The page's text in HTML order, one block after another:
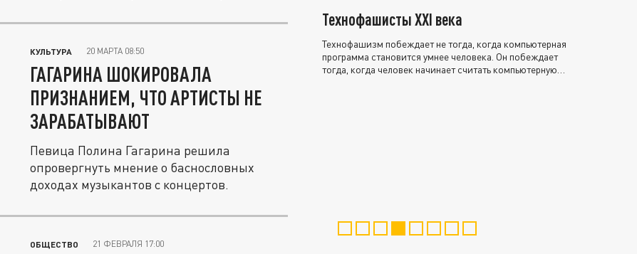
КУЛЬТУРА 20 МАРТА 08:50
ГАГАРИНА ШОКИРОВАЛА
ПРИЗНАНИЕМ, ЧТО АРТИСТЫ НЕ
ЗАРАБАТЫВАЮТ
Певица Полина Гагарина решила
опровергнуть мнение о баснословных
доходах музыкантов с концертов.
ОБЩЕСТВО 21 ФЕВРАЛЯ 17:00
Технофашисты XXI века
Технофашизм побеждает не тогда, когда компьютерная
программа становится умнее человека. Он побеждает
тогда, когда человек начинает считать компьютерную